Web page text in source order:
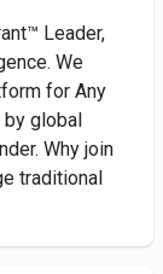
Leader,
We
for Any
by global
Why join
traditional